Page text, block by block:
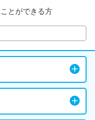
とができる方